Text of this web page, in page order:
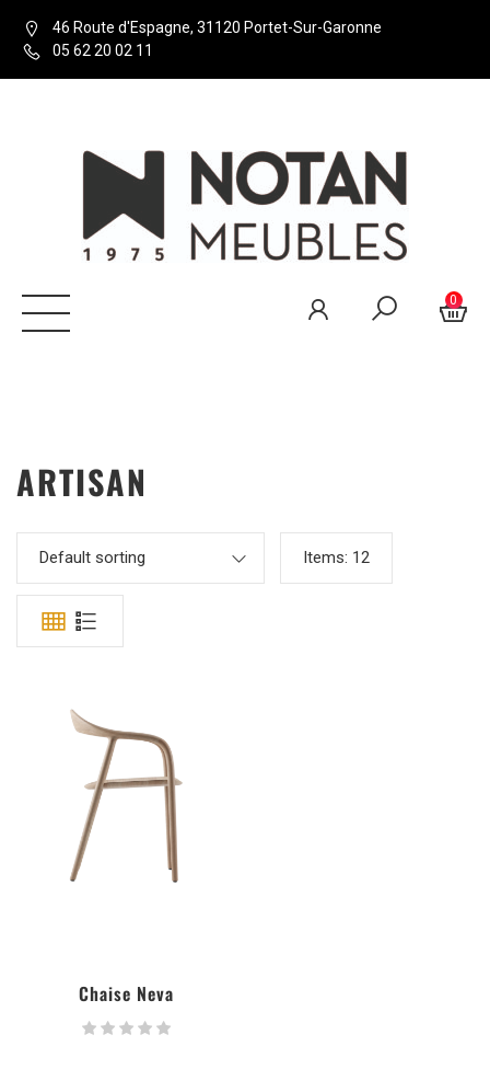
46 Route d'Espagne, 31120 Portet-Sur-Garonne
05 62 20 02 11
0
ARTISAN
Default sorting Items: 12
Chaise Neva